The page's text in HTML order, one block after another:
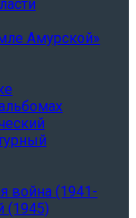
Амурской»
война (1941-
(1945)